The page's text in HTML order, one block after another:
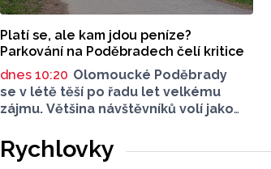
Platí se, ale kam jdou peníze?
Parkování na Poděbradech čelí kritice
dnes 10:20 Olomoucké Poděbrady
se v létě těší po řadu let velkému
zájmu. Většina návštěvníků volí jako
parkování na Poděbradech je mnoho
let tématem, které mezi veřejností
Rychlovky